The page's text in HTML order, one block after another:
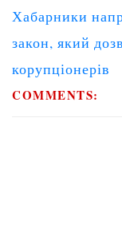
Хабарники
закон, який
корупціонерів
COMMENTS: